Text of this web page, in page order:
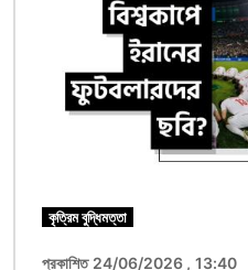
কৃত্রিম বুদ্ধিমত্তা
প্রকাশিত 24/06/2026 , 13:40